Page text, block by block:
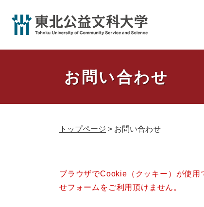
先
お問い合わせ
トップページ > お問い合わせ
文
ブラウザでCookie（クッキー）が使
せフォームをご利用頂けません。